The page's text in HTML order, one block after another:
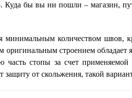
Куда бы вы ни пошли – магазин,
минимальным количеством швов,
оригинальным строением
часть стопы за счет
от скольжения, такой